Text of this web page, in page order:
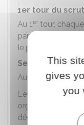
1er tour du
Au 1er tour,
par les
le protocole
Second tour du
Au 2
tour du
Les listes du 1er
organisations
décident de les
This
gives
you